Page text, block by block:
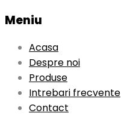
Meniu
Acasa
Despre noi
Produse
Intrebari frecvente
Contact